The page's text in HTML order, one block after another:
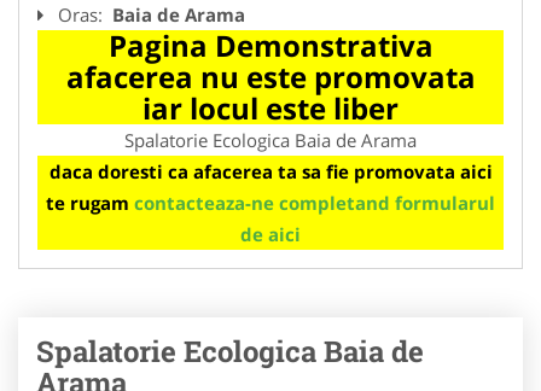
Oras: Baia de Arama
Pagina Demonstrativa
afacerea nu este promovata
iar locul este liber
Spalatorie Ecologica Baia de Arama
daca doresti ca afacerea ta sa fie promovata aici
te rugam contacteaza-ne completand formularul
de aici
Spalatorie Ecologica Baia de
Arama